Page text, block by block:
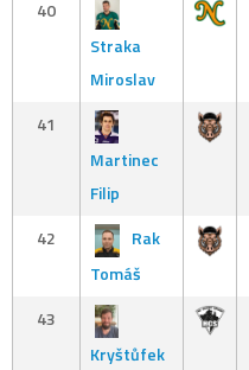
40
Straka
Miroslav
41
Martinec
Filip
42
Rak
Tomáš
43
Kryštůfek